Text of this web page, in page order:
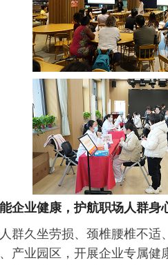
能企业健康，护航职场人群身
群久坐劳损、颈椎腰椎不适
产业园区，开展企业专属健